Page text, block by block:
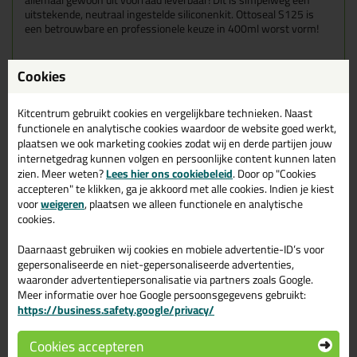
uitstekende, neutraal ingestelde siliconenkit. Ottoseal S125 is
een betrouwbare en professionele keuze in 400ml worst vorm!
Wanneer gebruik je de OttoSeal S125 in worst verpakking?
Een groot verbruiker past vaak worstjes in 400ml toe, dit om
minder verpakking weg te hoeven gooien. Het scheelt namenlijk
1,3 koker per worst verpakking.Zeer geschikt voor het afkitten
van bijvoorbeeld je badkamer en voegen in je toiletruimte. Deze
siliconenkit wordt veel gebruikt voor het afdichten van diverse
vloer en aansluitvoegen. Daarnaast is de S125 te gebruiken voor:
Afkitten van glaselementen
Afdichten van aansluitvoegen aan ramen en deuren van
Dilatatie en aansluitvoegen aan beton en schuimbeton
prefab-elementen
Afdichten van voegen aan gevels en
metaalbouwconstructies
Dilatatie en aansluitvoegen in sanitaire omgevingen
Afdichten van dubbelglas in houten ramen
Geschikt voor Epoxy en PU gietvloeren
Cookies
Kitcentrum gebruikt cookies en vergelijkbare technieken. Naast
functionele en analytische cookies waardoor de website goed werkt,
plaatsen we ook marketing cookies zodat wij en derde partijen jouw
internetgedrag kunnen volgen en persoonlijke content kunnen laten
zien. Meer weten?Lees hier ons cookiebeleid. Door op "Cookies
accepteren" te klikken, ga je akkoord met alle cookies. Indien je kiest
voorweigeren, plaatsen we alleen functionele en analytische
cookies.
Daarnaast gebruiken wij cookies en mobiele advertentie-ID’s voor
gepersonaliseerde en niet-gepersonaliseerde advertenties,
waaronder advertentiepersonalisatie via partners zoals Google.
Meer informatie over hoe Google persoonsgegevens gebruikt:
https://business.safety.google/privacy/
Cookies accepteren